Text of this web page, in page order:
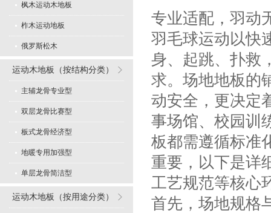
枫木运动木地板
柞木运动地板
俄罗斯松木
运动木地板（按结构分类）
主辅龙骨专业型
双层龙骨比赛型
板式龙骨经济型
地暖专用加强型
单层龙骨简洁型
运动木地板（按用途分类）
专业舞蹈地板型
专业适配，羽
羽毛球运动以快
身、起跳、扑救
求。场地地板的
动安全，更决定
事场馆、校园训
板都需遵循标准
重要，以下是详
工艺规范等核心
首先，场地规格